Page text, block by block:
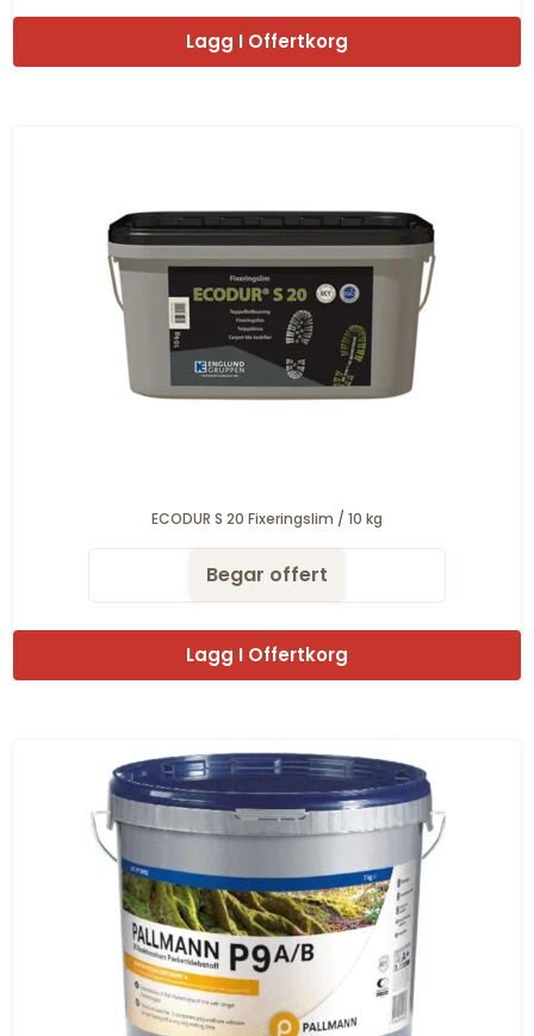
Lagg I Offertkorg
ECODUR S 20 Fixeringslim / 10 kg
Begar offert
Lagg I Offertkorg